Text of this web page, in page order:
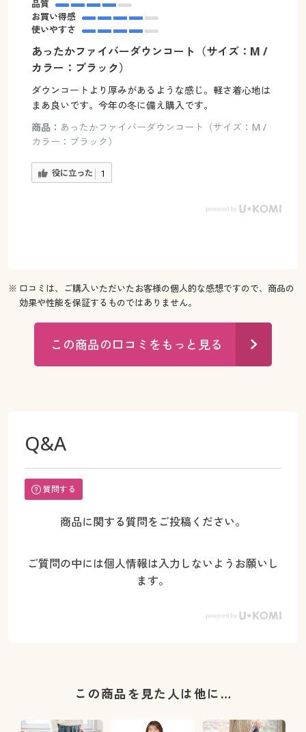
品質
お買い得感
使いやすさ
あったかファイバーダウンコート（サイズ：M /
カラー：ブラック）
ダウンコートより厚みがあるような感じ。軽さ着心地は
まあ良いです。今年の冬に備え購入です。
商品： あったかファイバーダウンコート（サイズ：M /
カラー：ブラック）
役に立った 1
※ 口コミは、ご購入いただいたお客様の個人的な感想ですので、商品の
効果や性能を保証するものではありません。
この商品の口コミをもっと見る
Q&A
質問する
商品に関する質問をご投稿ください。
ご質問の中には個人情報は入力しないようお願いし
ます。
この商品を見た人は他に…